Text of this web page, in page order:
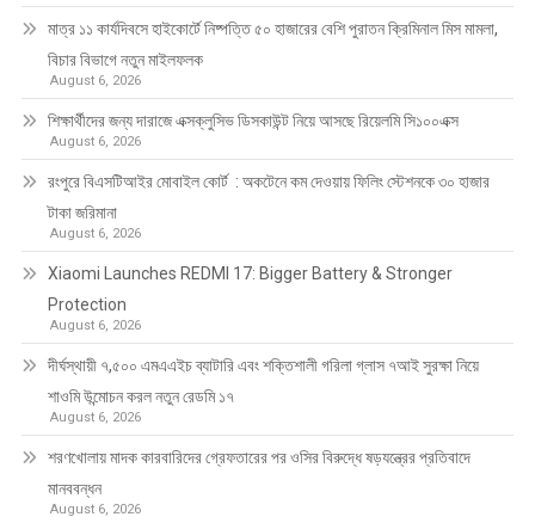
মাত্র ১১ কার্যদিবসে হাইকোর্টে নিষ্পত্তি ৫০ হাজারের বেশি পুরাতন ক্রিমিনাল মিস মামলা,
বিচার বিভাগে নতুন মাইলফলক
August 6, 2026
শিক্ষার্থীদের জন্য দারাজে এক্সক্লুসিভ ডিসকাউন্ট নিয়ে আসছে রিয়েলমি সি১০০এক্স
August 6, 2026
রংপুরে বিএসটিআইর মোবাইল কোর্ট : অকটেনে কম দেওয়ায় ফিলিং স্টেশনকে ৩০ হাজার
টাকা জরিমানা
August 6, 2026
Xiaomi Launches REDMI 17: Bigger Battery & Stronger
Protection
August 6, 2026
দীর্ঘস্থায়ী ৭,৫০০ এমএএইচ ব্যাটারি এবং শক্তিশালী গরিলা গ্লাস ৭আই সুরক্ষা নিয়ে
শাওমি উন্মোচন করল নতুন রেডমি ১৭
August 6, 2026
শরণখোলায় মাদক কারবারিদের গ্রেফতারের পর ওসির বিরুদ্ধে ষড়যন্ত্রের প্রতিবাদে
মানববন্ধন
August 6, 2026